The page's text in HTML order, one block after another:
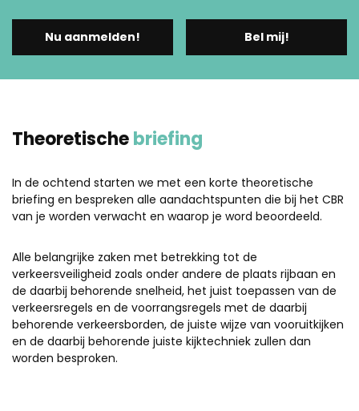
Nu aanmelden! Bel mij!
Theoretischebriefing
In de ochtend starten we met een korte theoretische
briefing en bespreken alle aandachtspunten die bij het CBR
van je worden verwacht en waarop je word beoordeeld.
Alle belangrijke zaken met betrekking tot de
verkeersveiligheid zoals onder andere de plaats rijbaan en
de daarbij behorende snelheid, het juist toepassen van de
verkeersregels en de voorrangsregels met de daarbij
behorende verkeersborden, de juiste wijze van vooruitkijken
en de daarbij behorende juiste kijktechniek zullen dan
worden besproken.